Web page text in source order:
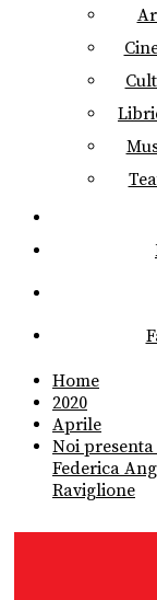
Home
2020
Aprile
Noi
Federica
Raviglione